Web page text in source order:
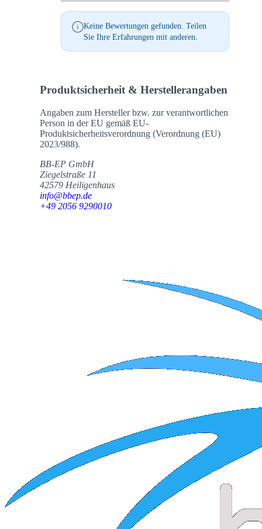
Keine Bewertungen gefunden. Teilen
Sie Ihre Erfahrungen mit anderen.
Produktsicherheit & Herstellerangaben
Angaben zum Hersteller bzw. zur verantwortlichen
Person in der EU gemäß EU-
Produktsicherheitsverordnung (Verordnung (EU)
2023/988).
BB-EP GmbH
Ziegelstraße 11
42579 Heiligenhaus
info@bbep.de
+49 2056 9290010